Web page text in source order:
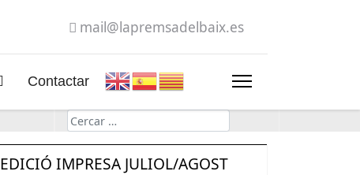
mail@lapremsadelbaix.es
Contactar
Cerca
EDICIÓ IMPRESA JULIOL/AGOST